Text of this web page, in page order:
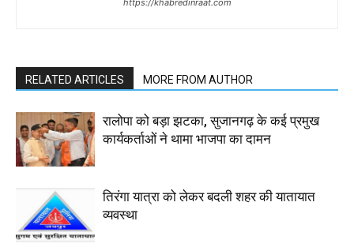
RELATED ARTICLES MORE FROM AUTHOR
रालोपा को बड़ा झटका, सुजानगढ़ के कई प्रमुख
कार्यकर्ताओं ने थामा भाजपा का दामन
तिरंगा यात्रा को लेकर बदली शहर की यातायात
व्यवस्था